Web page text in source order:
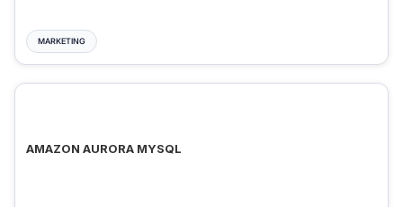
MARKETING
AMAZON AURORA MYSQL